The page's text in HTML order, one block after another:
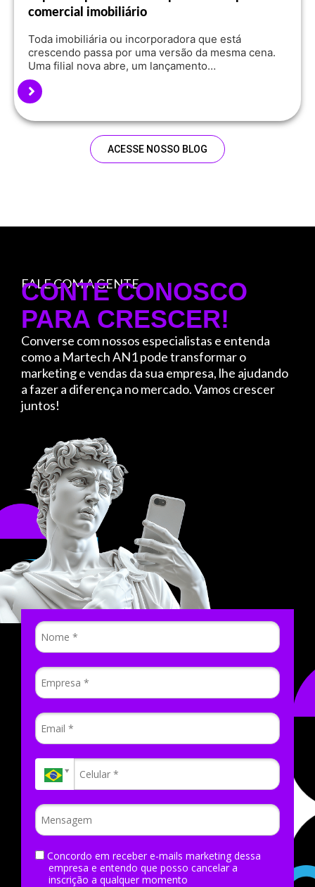
comercial imobiliário
Toda imobiliária ou incorporadora que está
crescendo passa por uma versão da mesma cena.
Uma filial nova abre, um lançamento…
ACESSE NOSSO BLOG
FALE COM A GENTE
CONTE CONOSCO
PARA CRESCER!
Converse com nossos especialistas e entenda
como a Martech AN1 pode transformar o
marketing e vendas da sua empresa, lhe ajudando
a fazer a diferença no mercado. Vamos crescer
juntos!
Concordo em receber e-mails marketing dessa
empresa e entendo que posso cancelar a
inscrição a qualquer momento